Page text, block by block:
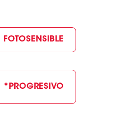
FOTOSENSIBLE
*PROGRESIVO